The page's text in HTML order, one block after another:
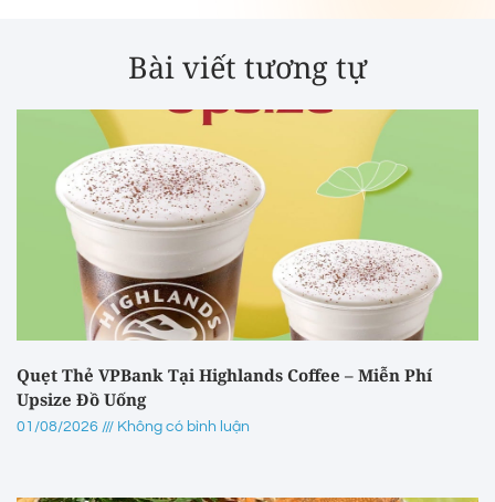
Bài viết tương tự
Quẹt Thẻ VPBank Tại Highlands Coffee – Miễn Phí
Upsize Đồ Uống
01/08/2026 Không có bình luận